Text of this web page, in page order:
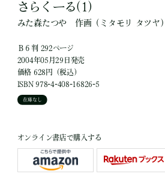
さらくーる(1)
みた森たつや 作画 （ミタモリ タツヤ）
Ｂ６判 292ページ
2004年05月29日発売
価格 628円（税込）
ISBN 978-4-408-16826-5
在庫なし
オンライン書店で購入する